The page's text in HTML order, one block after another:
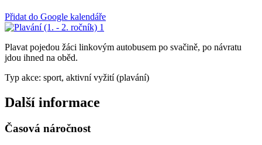
Přidat do Google kalendáře
Plavat pojedou žáci linkovým autobusem po svačině, po návratu
jdou ihned na oběd.
Typ akce: sport, aktivní vyžití (plavání)
Další informace
Časová náročnost